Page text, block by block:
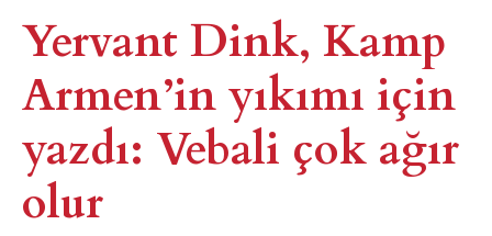
Yervant Dink, Kamp
Armen’in yıkımı için
yazdı: Vebali çok ağır
olur